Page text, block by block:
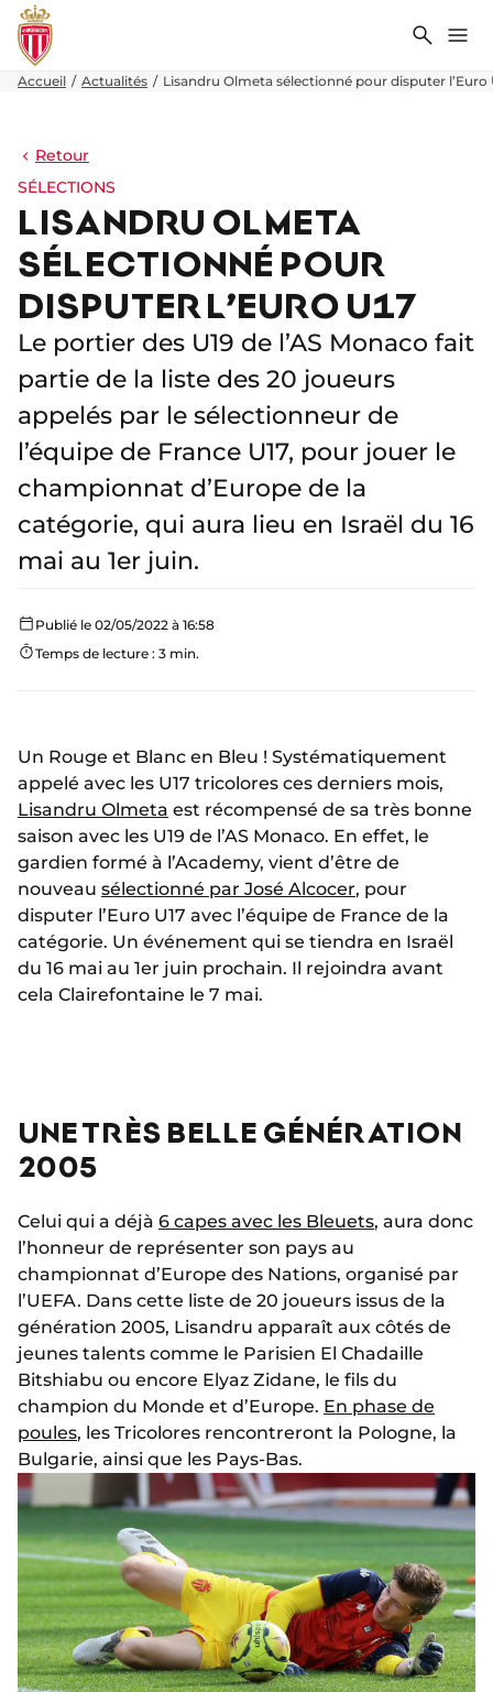
Accueil Actualités Lisandru Olmeta sélectionné pour disputer l’Euro
Retour
SÉLECTIONS
LISANDRU OLMETA
SÉLECTIONNÉ POUR
DISPUTER L’EURO U17
Le portier des U19 de l’AS Monaco fait
partie de la liste des 20 joueurs
appelés par le sélectionneur de
l’équipe de France U17, pour jouer le
championnat d’Europe de la
catégorie, qui aura lieu en Israël du 16
mai au 1er juin.
Publié le 02/05/2022 à 16:58
Temps de lecture : 3 min.
Un Rouge et Blanc en Bleu ! Systématiquement
appelé avec les U17 tricolores ces derniers mois,
Lisandru Olmeta est récompensé de sa très bonne
saison avec les U19 de l’AS Monaco. En effet, le
gardien formé à l’Academy, vient d’être de
nouveau sélectionné par José Alcocer, pour
disputer l’Euro U17 avec l’équipe de France de la
catégorie. Un événement qui se tiendra en Israël
du 16 mai au 1er juin prochain. Il rejoindra avant
cela Clairefontaine le 7 mai.
UNE TRÈS BELLE GÉNÉRATION
2005
Celui qui a déjà 6 capes avec les Bleuets, aura donc
l’honneur de représenter son pays au
championnat d’Europe des Nations, organisé par
l’UEFA. Dans cette liste de 20 joueurs issus de la
génération 2005, Lisandru apparaît aux côtés de
jeunes talents comme le Parisien El Chadaille
Bitshiabu ou encore Elyaz Zidane, le fils du
champion du Monde et d’Europe. En phase de
poules, les Tricolores rencontreront la Pologne, la
Bulgarie, ainsi que les Pays-Bas.